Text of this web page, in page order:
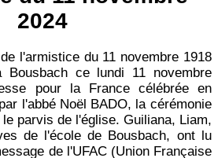
2024
l'armistice du 11 novembre 1918
Bousbach ce lundi 11 novembre
pour la France célébrée en
l'abbé Noël BADO, la cérémonie
parvis de l'église. Guiliana, Liam,
de l'école de Bousbach, ont lu
de l'UFAC (Union Française